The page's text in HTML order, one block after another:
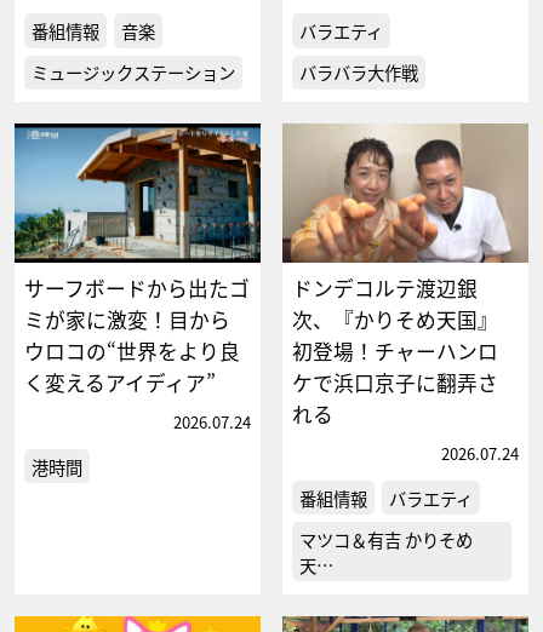
番組情報
音楽
ミュージックステーション
バラエティ
バラバラ大作戦
サーフボードから出たゴ
ミが家に激変！目から
ウロコの“世界をより良
く変えるアイディア”
2026.07.24
港時間
ドンデコルテ渡辺銀
次、『かりそめ天国』
初登場！チャーハンロ
ケで浜口京子に翻弄さ
れる
2026.07.24
番組情報
バラエティ
マツコ＆有吉 かりそめ
天…